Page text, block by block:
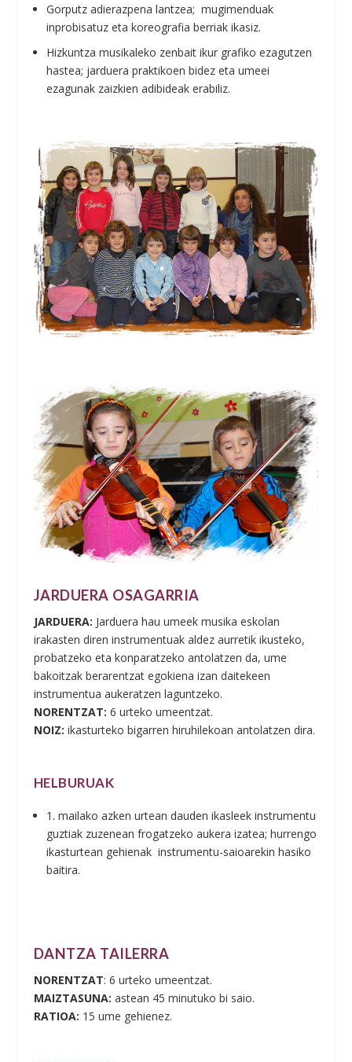
Gorputz adierazpena lantzea; mugimenduak
inprobisatuz eta koreografia berriak ikasiz.
Hizkuntza musikaleko zenbait ikur grafiko ezagutzen
hastea; jarduera praktikoen bidez eta umeei
ezagunak zaizkien adibideak erabiliz.
JARDUERA OSAGARRIA
JARDUERA: Jarduera hau umeek musika eskolan
irakasten diren instrumentuak aldez aurretik ikusteko,
probatzeko eta konparatzeko antolatzen da, ume
bakoitzak berarentzat egokiena izan daitekeen
instrumentua aukeratzen laguntzeko.
NORENTZAT: 6 urteko umeentzat.
NOIZ: ikasturteko bigarren hiruhilekoan antolatzen dira.
HELBURUAK
1. mailako azken urtean dauden ikasleek instrumentu
guztiak zuzenean frogatzeko aukera izatea; hurrengo
ikasturtean gehienak instrumentu-saioarekin hasiko
baitira.
DANTZA TAILERRA
NORENTZAT: 6 urteko umeentzat.
MAIZTASUNA: astean 45 minutuko bi saio.
RATIOA: 15 ume gehienez.